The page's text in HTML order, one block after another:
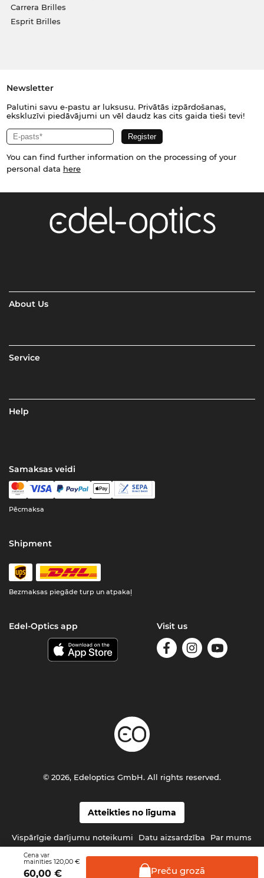
Cena var
mainīties 120,00 €
60,00 € Preču grozā
Carrera Brilles
Esprit Brilles
Newsletter
Palutini savu e-pastu ar luksusu. Privātās izpārdošanas,
ekskluzīvi piedāvājumi un vēl daudz kas cits gaida tieši tevi!
You can find further information on the processing of your
personal data here
About Us
Service
Help
Samaksas veidi
Pēcmaksa
Shipment
Bezmaksas piegāde turp un atpakaļ
Edel-Optics app Visit us
Atteikties no līguma
Vispārīgie darījumu noteikumi Datu aizsardzība Par mums
© 2026, Edeloptics GmbH. All rights reserved.